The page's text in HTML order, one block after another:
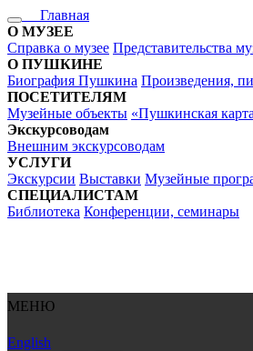
Главная
О МУЗЕЕ
Справка о музее Представительства
О ПУШКИНЕ
Биография Пушкина Произведения,
ПОСЕТИТЕЛЯМ
Музейные объекты «Пушкинская
Экскурсоводам
Внешним экскурсоводам
УСЛУГИ
Экскурсии Выставки Музейные
СПЕЦИАЛИСТАМ
Библиотека Конференции, семинары
МЕНЮ
English